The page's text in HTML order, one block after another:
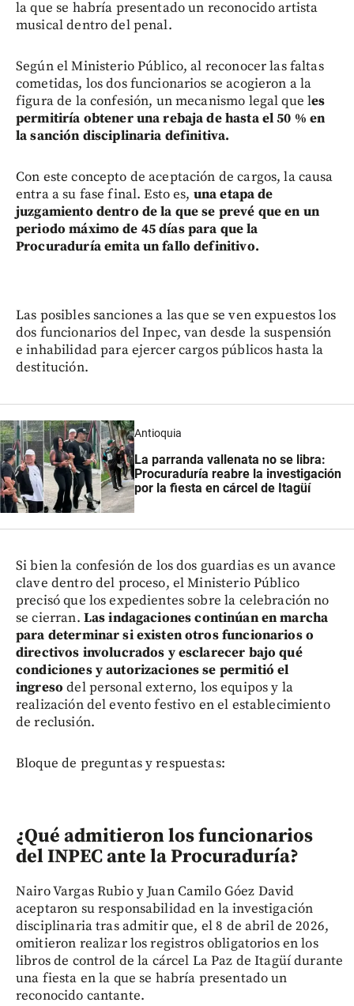
la que se habría presentado un reconocido artista
musical dentro del penal.
Según el Ministerio Público, al reconocer las faltas
cometidas, los dos funcionarios se acogieron a la
figura de la confesión, un mecanismo legal que les
permitiría obtener una rebaja de hasta el 50 % en
la sanción disciplinaria definitiva.
Con este concepto de aceptación de cargos, la causa
entra a su fase final. Esto es, una etapa de
juzgamiento dentro de la que se prevé que en un
periodo máximo de 45 días para que la
Procuraduría emita un fallo definitivo.
Las posibles sanciones a las que se ven expuestos los
dos funcionarios del Inpec, van desde la suspensión
e inhabilidad para ejercer cargos públicos hasta la
destitución.
Antioquia
La parranda vallenata no se libra:
Procuraduría reabre la investigación
por la fiesta en cárcel de Itagüí
Si bien la confesión de los dos guardias es un avance
clave dentro del proceso, el Ministerio Público
precisó que los expedientes sobre la celebración no
se cierran. Las indagaciones continúan en marcha
para determinar si existen otros funcionarios o
directivos involucrados y esclarecer bajo qué
condiciones y autorizaciones se permitió el
ingresodel personal externo, los equipos y la
realización del evento festivo en el establecimiento
de reclusión.
Bloque de preguntas y respuestas:
¿Qué admitieron los funcionarios
del INPEC ante la Procuraduría?
Nairo Vargas Rubio y Juan Camilo Góez David
aceptaron su responsabilidad en la investigación
disciplinaria tras admitir que, el 8 de abril de 2026,
omitieron realizar los registros obligatorios en los
libros de control de la cárcel La Paz de Itagüí durante
una fiesta en la que se habría presentado un
reconocido cantante.